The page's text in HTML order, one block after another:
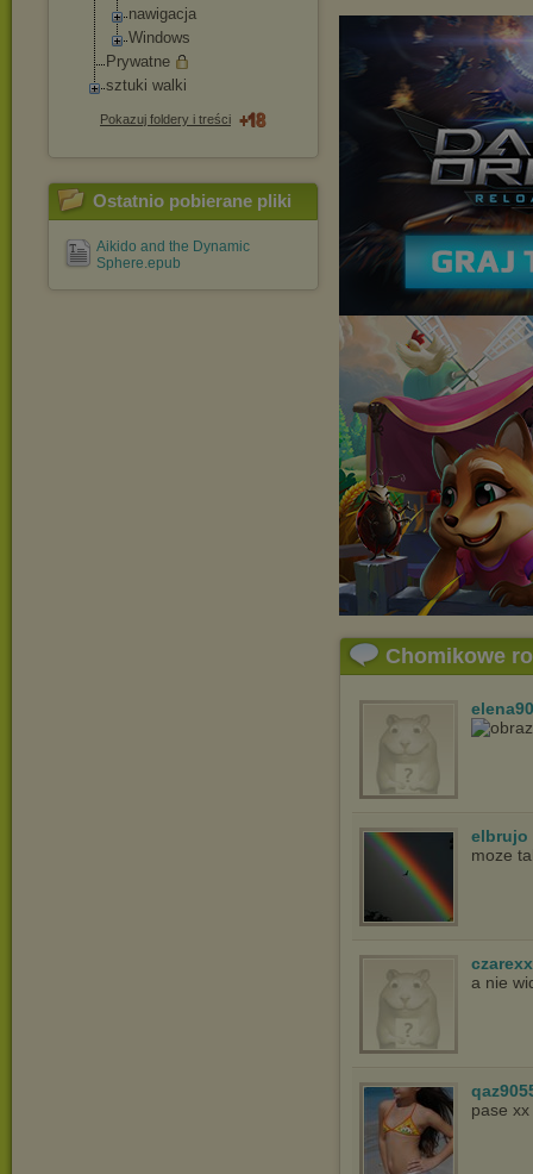
nawigacja
Windows
Prywatne
sztuki walki
Pokazuj foldery i treści
Ostatnio pobierane pliki
Aikido and the Dynamic
Sphere.epub
Chomikowe
elena90
elbrujo
moze
a nie
pase